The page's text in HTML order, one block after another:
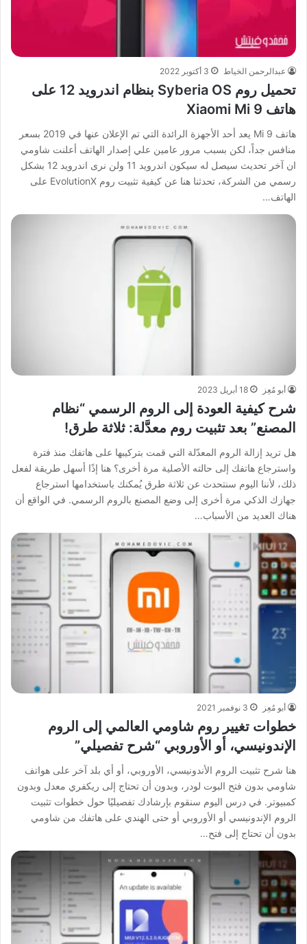
عبدالرحمن الخياط 3 أكتوبر 2022
تحميل روم Syberia OS بنظام اندرويد 12 على
هاتف Xiaomi Mi 9
هاتف Mi 9 يعد أحد الأجهزة الرائدة التي تم الإعلان عنها في 2019 بسعر
منافس جداً، لكن بسبب مرور عامين علي إصدار الهاتف أعلنت شاومي
ان آخر تحديث سيصل له سيكون اندرويد 11 ولن نرى اندرويد 12 بشكل
رسمي من الشركة، تحدثنا هنا عن كيفية تثبيت روم EvolutionX على
الهاتف…
أبو مُعِز 18 أبريل 2023
شرح كيفية العودة إلى الروم الرسمي “نظام
المصنع” بعد تثبيت روم معدَّلة: ثلاثة طرق!
هل تريد إزالة الروم المعدّلة التي قمت بتركيبها على هاتفك منذ فترة
واسترجاع هاتفك إلى حالته الأصلية مرة أخرى؟ هنا إذًا أسهل طريقة لفعل
ذلك، لأننا اليوم سنتحدث عن ثلاثة طرق يُمكنك باستخدامها استرجاع
جهازك الذكي مرة أخرى إلى وضع المصنع بالروم الرسمي. في الواقع أن
هناك العديد من الأسباب…
أبو مُعِز 3 نوفمبر 2021
خطوات تغيير روم شاومي العالمي إلى الروم
الإندونيسي، أو الأوروبي “شرح تفصيلي”
هنا شرح تثبيت الروم الأندونيسي، الأوروبي، أو أي بلد آخر على هواتف
شاومي بدون فتح البوت لودر، وبدون أن تحتاج إلى ريكفري معدل وبدون
كمبيوتر. في درس اليوم سنقوم بإرشادك تفصيليًا حول خطوات تثبيت
الروم الإندونيسي أو الأوروبي أو حتى الهندي على هاتفك من شاومي
بدون أن تحتاج إلى فتح…